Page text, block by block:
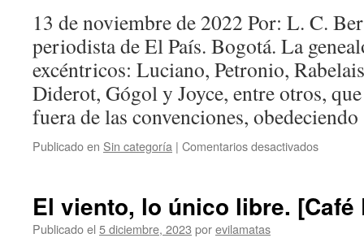
13 de noviembre de 2022 Por: L. C.
periodista de El País. Bogotá. La
excéntricos: Luciano, Petronio,
Diderot, Gógol y Joyce, entre otros,
fuera de las convenciones,
Publicado en Sin categoría | Comentarios desactivados
El viento, lo único libre. [Café
Publicado el 5 diciembre, 2023 porevilamatas